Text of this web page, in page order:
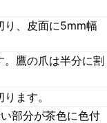
り、皮面に5mm幅
鷹の爪は半分に割
ます。
部分が茶色に色付